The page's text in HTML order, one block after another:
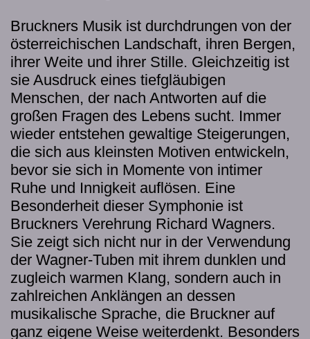
Bruckners Musik ist durchdrungen von der
österreichischen Landschaft, ihren Bergen,
ihrer Weite und ihrer Stille. Gleichzeitig ist
sie Ausdruck eines tiefgläubigen
Menschen, der nach Antworten auf die
großen Fragen des Lebens sucht. Immer
wieder entstehen gewaltige Steigerungen,
die sich aus kleinsten Motiven entwickeln,
bevor sie sich in Momente von intimer
Ruhe und Innigkeit auflösen. Eine
Besonderheit dieser Symphonie ist
Bruckners Verehrung Richard Wagners.
Sie zeigt sich nicht nur in der Verwendung
der Wagner-Tuben mit ihrem dunklen und
zugleich warmen Klang, sondern auch in
zahlreichen Anklängen an dessen
musikalische Sprache, die Bruckner auf
ganz eigene Weise weiterdenkt. Besonders